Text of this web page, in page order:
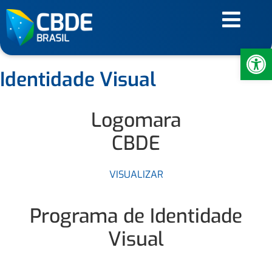
Identidade Visual
Logomara
CBDE
VISUALIZAR
Programa de Identidade
Visual